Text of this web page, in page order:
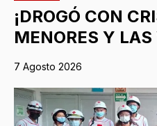
¡DROGÓ CON
MENORES Y LAS
7 Agosto 2026